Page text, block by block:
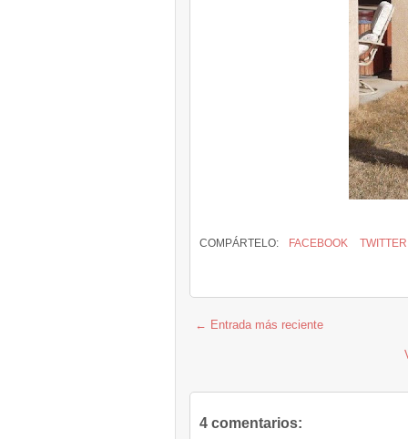
COMPÁRTELO: FACEBOOK TWITTER
← Entrada más reciente
4 comentarios: